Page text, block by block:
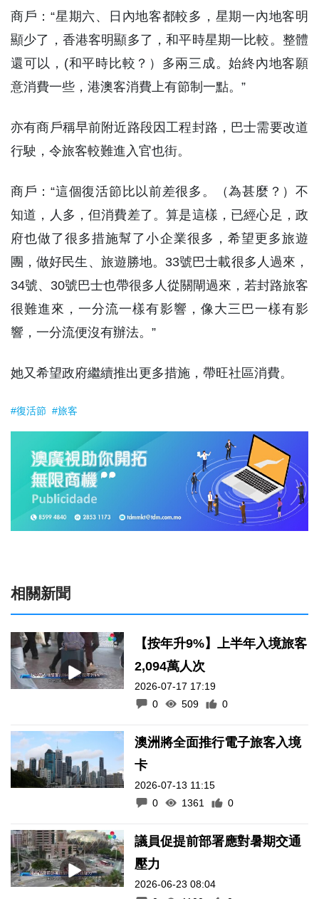
商戶：“星期六、日內地客都較多，星期一內地客明
顯少了，香港客明顯多了，和平時星期一比較。整體
還可以，(和平時比較？）多兩三成。始終內地客願
意消費一些，港澳客消費上有節制一點。”
亦有商戶稱早前附近路段因工程封路，巴士需要改道
行駛，令旅客較難進入官也街。
商戶：“這個復活節比以前差很多。（為甚麼？）不
知道，人多，但消費差了。算是這樣，已經心足，政
府也做了很多措施幫了小企業很多，希望更多旅遊
團，做好民生、旅遊勝地。33號巴士載很多人過來，
34號、30號巴士也帶很多人從關閘過來，若封路旅客
很難進來，一分流一樣有影響，像大三巴一樣有影
響，一分流便沒有辦法。”
她又希望政府繼續推出更多措施，帶旺社區消費。
#復活節 #旅客
相關新聞
【按年升9%】上半年入境旅客
2,094萬人次
2026-07-17 17:19
0
509 0
澳洲將全面推行電子旅客入境
卡
2026-07-13 11:15
0
1361 0
議員促提前部署應對暑期交通
壓力
2026-06-23 08:04